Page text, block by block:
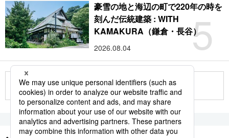
5
豪雪の地と海辺の町で220年の時を
刻んだ伝統建築 : WITH
KAMAKURA（鎌倉・長谷）
2026.08.04
もっと見る